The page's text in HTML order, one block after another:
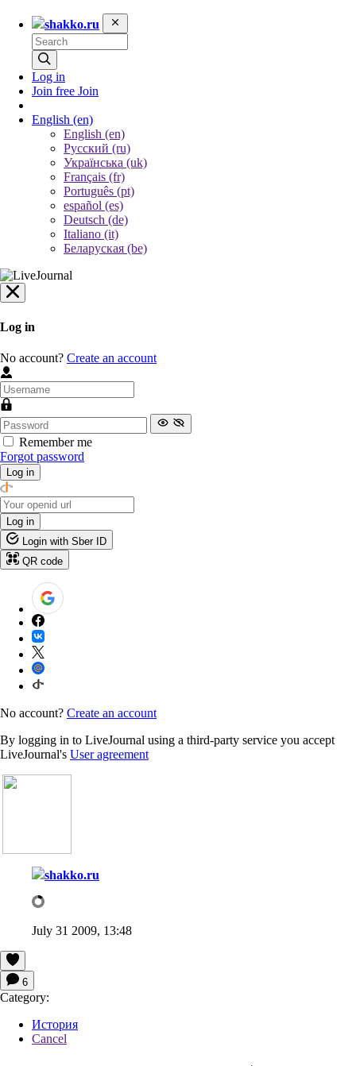
shakko.ru
Log in
Join free Join
English (en)
English (en)
Русский (ru)
Українська (uk)
Français (fr)
Português (pt)
español (es)
Deutsch (de)
Italiano (it)
Беларуская (be)
Log in
No account? Create an account
Remember me
Forgot password
Log in
Log in
Login with Sber ID
QR code
No account? Create an account
By logging in to LiveJournal using a third-party service you accept
LiveJournal's User agreement
shakko.ru
July 31 2009, 13:48
6
Category:
История
Cancel